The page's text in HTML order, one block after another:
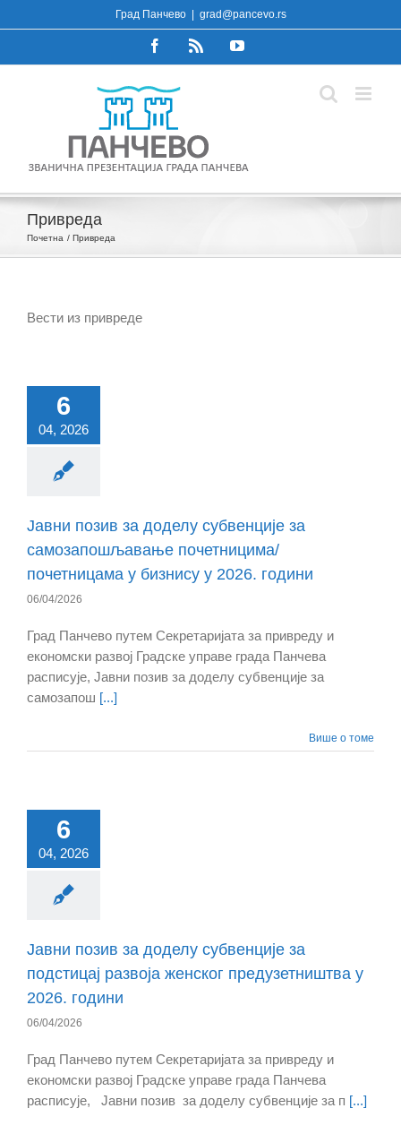
to
Град Панчево grad@pancevo.rs
FacebookRss YouTube
Привреда
Почетна Привреда
Вести из привреде
6
04, 2026
Јавни позив за доделу субвенције за
самозапошљавање почетницима/
почетницама у бизнису у 2026. години
06/04/2026
Град Панчево путем Секретаријата за привреду и
економски развој Градске управе града Панчева
расписује, Јавни позив за доделу субвенције за
самозапош [...]
Више о томе
6
04, 2026
Јавни позив за доделу субвенције за
подстицај развоја женског предузетништва у
2026. години
06/04/2026
Град Панчево путем Секретаријата за привреду и
економски развој Градске управе града Панчева
расписује, Јавни позив за доделу субвенције за п [...]